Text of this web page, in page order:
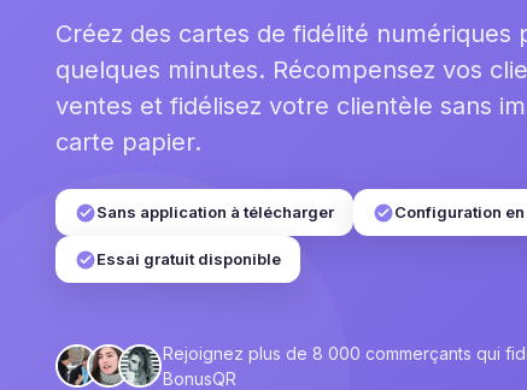
Créez des cartes de fidélité numériques
quelques minutes. Récompensez vos
ventes et fidélisez votre clientèle sans
carte papier.
Sans application à télécharger Configuration
Essai gratuit disponible
Rejoignez plus de 8 000 commerçants qui
BonusQR